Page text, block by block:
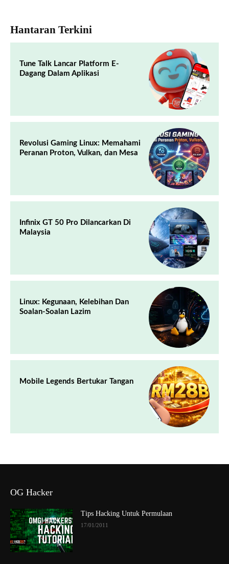
Hantaran Terkini
Tune Talk Lancar Platform E-
Dagang Dalam Aplikasi
Revolusi Gaming Linux: Memahami
Peranan Proton, Vulkan, dan Mesa
Infinix GT 50 Pro Dilancarkan Di
Malaysia
Linux: Kegunaan, Kelebihan Dan
Soalan-Soalan Lazim
Mobile Legends Bertukar Tangan
OG Hacker
Tips Hacking Untuk Permulaan
17/01/2011